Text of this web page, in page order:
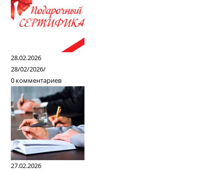
28.02.2026
28/02/2026/
0 комментариев
27.02.2026